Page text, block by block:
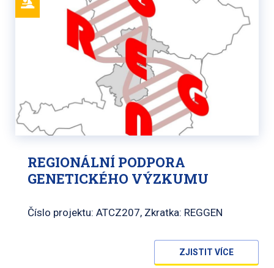
REGIONÁLNÍ PODPORA
GENETICKÉHO VÝZKUMU
Číslo projektu: ATCZ207, Zkratka: REGGEN
ZJISTIT VÍCE